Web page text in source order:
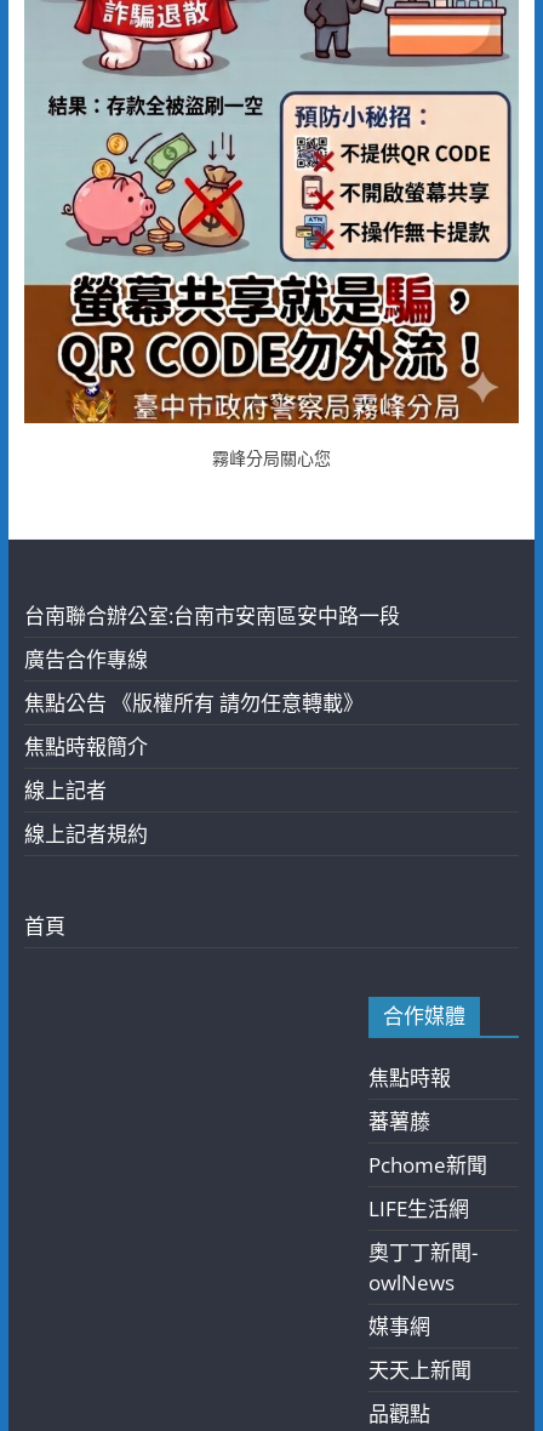
霧峰分局關心您
台南聯合辦公室:台南市安南區安中路一段
廣告合作專線
焦點公告 《版權所有 請勿任意轉載》
焦點時報簡介
線上記者
線上記者規約
首頁
合作媒體
焦點時報
蕃薯藤
Pchome新聞
LIFE生活網
奧丁丁新聞-
owlNews
媒事網
天天上新聞
品觀點